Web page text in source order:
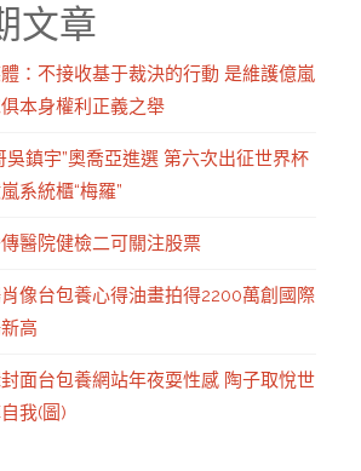
文章
：不接收基于裁決的行動 是維護億嵐
本身權利正義之舉
吳鎮宇”奧喬亞進選 第六次出征世界杯
系統櫃“梅羅”
醫院健檢二可關注股票
像台包養心得油畫拍得2200萬創國際
高
面台包養網站年夜耍性感 陶子取悅世
我(圖)